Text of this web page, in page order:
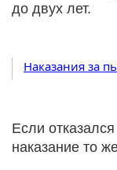
до двух лет.
Наказания за
Если
наказание то